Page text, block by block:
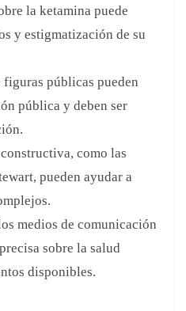
pueden ayudar a
medios de comunicación
sobre la salud
disponibles.
(FAQ)
Ketamina?
disociativo utilizado
tener propiedades